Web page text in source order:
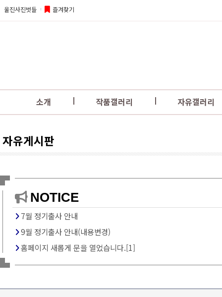
울진사진벗들 즐겨찾기
소개 작품갤러리 자유갤러리
자유게시판
NOTICE
7월 정기출사 안내
9월 정기출사 안내(내용변경)
홈페이지 새롭게 문을 열었습니다.[1]